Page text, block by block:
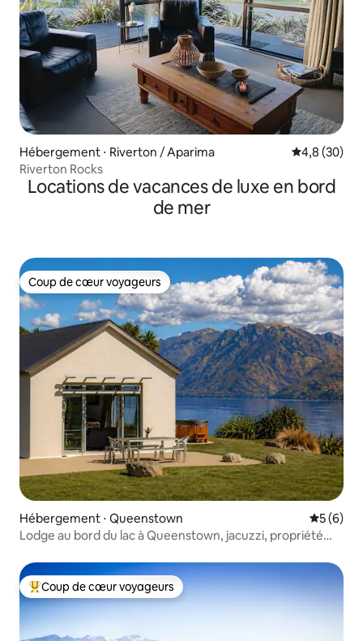
Hébergement ⋅ Riverton / Aparima Évaluation
4,8 (30)
Riverton Rocks
Locations de vacances de luxe en bord
de mer
Coup de cœur voyageurs
Coup de cœur voyageurs
Hébergement ⋅ Queenstown
5 (6)
Lodge au bord du lac à Queenstown, jacuzzi, propriété
Coups de cœur voyageurs les plus appréciés
Coup de cœur voyageurs